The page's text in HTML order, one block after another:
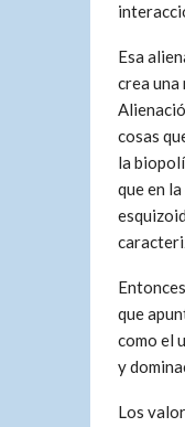
Esa
crea
cosas
la
que en
que
como el
y
Los